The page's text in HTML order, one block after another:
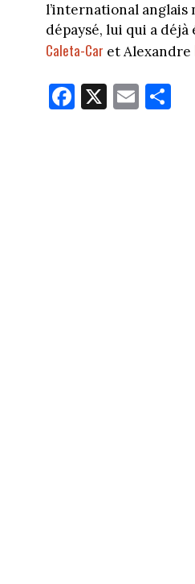
l’international anglais
dépaysé, lui qui a déjà
Caleta-Car et Alexandre
Fa
ce
X E
m
Pa
rt